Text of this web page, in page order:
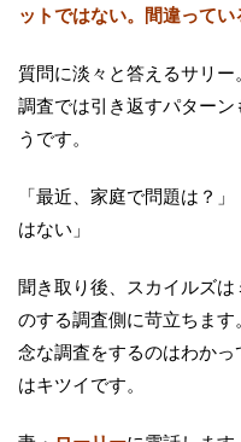
ットではない。間違ってい
質問に淡々と答えるサリー
調査では引き返すパター
うです。
「最近、家庭で問題は？
はない」
聞き取り後、スカイルズ
のする調査側に苛立ちま
念な調査をするのはわか
はキツイです。